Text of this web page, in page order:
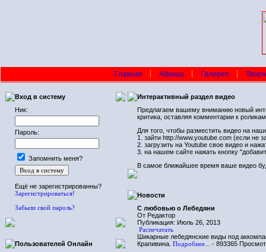
Главная Афиша Галерея
Вход в систему
Ник:
Пароль:
Запомнить меня?
Ещё не зарегистрированны?
Зарегистрироваться!
Забыли свой пароль?
Пользователей Онлайн
Интерактивный раздел видео
Предлагаем вашему вниманию новый
критика, оставляя комментарии к
Для того, чтобы разместить видео на
1. зайти http://www.youtube.com (если не
2. загрузить на Youtube свое видео и
3. на нашем сайте нажать кнопку
В самое ближайшее время ваше видео
Новости
С любовью о Лебедяни
От Редактор
Публикация: Июль 26, 2013
Распечатать
Шикарные лебедянские виды под
Крапивина. Подробнее...
- 893365